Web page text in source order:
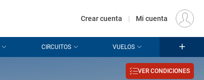
EUR
Crear cuenta | Mi cuenta
CIRCUITOS VUELOS
VER CONDICIONES